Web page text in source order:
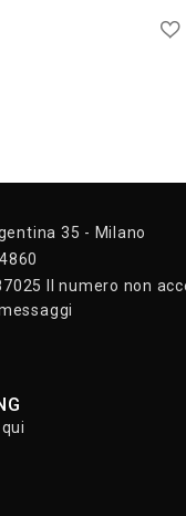
35 - Milano
Il numero non